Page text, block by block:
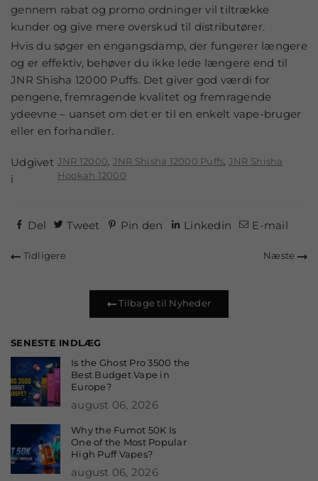
gennem rabat og promo ordninger vil tiltrække
kunder og give mere overskud til distributører.
Hvis du søger en engangsdamp, der fungerer længere
og er effektiv, behøver du ikke lede længere end til
JNR Shisha 12000 Puffs. Det giver god værdi for
pengene, fremragende kvalitet og fremragende
ydeevne – uanset om det er til en enkelt vape-bruger
eller en forhandler.
Udgivet
i
JNR 12000 JNR Shisha 12000 Puffs JNR Shisha
Hookah 12000
Del Tweet Pin den Linkedin E-mail
Tidligere Næste
Tilbage til Nyheder
SENESTE INDLÆG
Is the Ghost Pro 3500 the
Best Budget Vape in
Europe?
august 06, 2026
Why the Fumot 50K Is
One of the Most Popular
High Puff Vapes?
august 06, 2026